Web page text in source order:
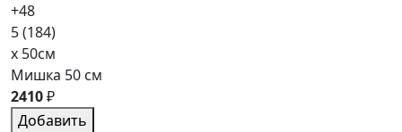
+48
5(184)
x 50см
Мишка 50 см
2410₽
Добавить